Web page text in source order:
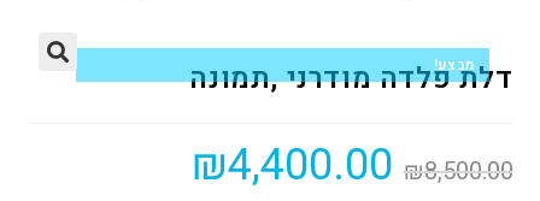
מבצע!
דלת פלדה מודרני ,תמונה
₪8,500.00
₪4,400.00